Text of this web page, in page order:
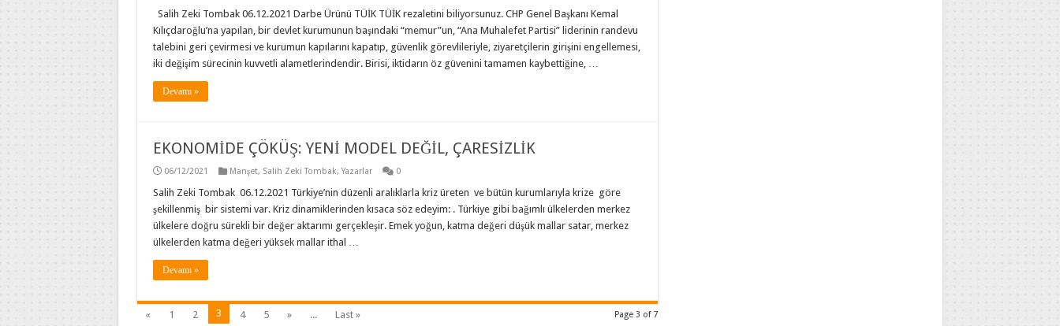
Salih Zeki Tombak 06.12.2021 Darbe Ürünü TÜİK TÜİK rezaletini biliyorsunuz. CHP Genel Başkanı Kemal
Kılıçdaroğlu’na yapılan, bir devlet kurumunun başındaki “memur”un, “Ana Muhalefet Partisi” liderinin randevu
talebini geri çevirmesi ve kurumun kapılarını kapatıp, güvenlik görevlileriyle, ziyaretçilerin girişini engellemesi,
iki değişim sürecinin kuvvetli alametlerindendir. Birisi, iktidarın öz güvenini tamamen kaybettiğine, …
Devamı »
EKONOMİDE ÇÖKÜŞ: YENİ MODEL DEĞİL, ÇARESİZLİK
06/12/2021 Manşet, Salih Zeki Tombak,Yazarlar 0
Salih Zeki Tombak 06.12.2021 Türkiye’nin düzenli aralıklarla kriz üreten ve bütün kurumlarıyla krize göre
şekillenmiş bir sistemi var. Kriz dinamiklerinden kısaca söz edeyim: . Türkiye gibi bağımlı ülkelerden merkez
ülkelere doğru sürekli bir değer aktarımı gerçekleşir. Emek yoğun, katma değeri düşük mallar satar, merkez
ülkelerden katma değeri yüksek mallar ithal …
Devamı »
Page 3 of 7
« 1 2 3 4 5 » ... Last »